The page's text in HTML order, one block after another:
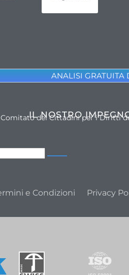
ANALISI GRATUITA
IL NOSTRO
Comitato dei Cittadini per i Diritti
e Condizioni Privacy